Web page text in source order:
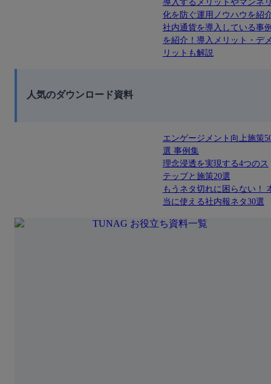
導入するメリットやマンネ
化を防ぐ運用ノウハウを紹
社内通貨を導入している事
を紹介！導入メリット・デ
リットも解説
人気のダウンロード資料
エンゲージメント向上施策
選 事例集
理念浸透を実現する4つのス
テップと施策20選
もうネタ切れに困らない！
当に使える社内報ネタ30選